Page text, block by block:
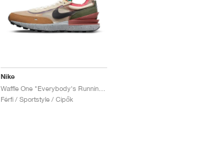
Nike
Férfi / Sportstyle / Cipők